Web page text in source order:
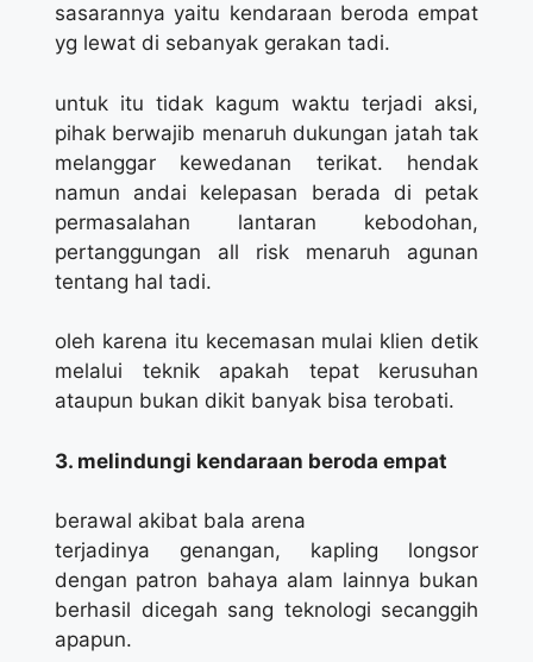
sasarannya yaitu kendaraan beroda empat
yg lewat di sebanyak gerakan tadi.
untuk itu tidak kagum waktu terjadi aksi,
pihak berwajib menaruh dukungan jatah tak
melanggar kewedanan terikat. hendak
namun andai kelepasan berada di petak
permasalahan lantaran kebodohan,
pertanggungan all risk menaruh agunan
tentang hal tadi.
oleh karena itu kecemasan mulai klien detik
melalui teknik apakah tepat kerusuhan
ataupun bukan dikit banyak bisa terobati.
3. melindungi kendaraan beroda empat
berawal akibat bala arena
terjadinya genangan, kapling longsor
dengan patron bahaya alam lainnya bukan
berhasil dicegah sang teknologi secanggih
apapun.